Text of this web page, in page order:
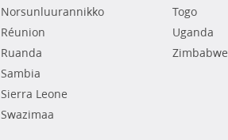
Norsunluurannikko
Réunion
Ruanda
Sambia
Sierra Leone
Swazimaa
Togo
Uganda
Zimbabwe